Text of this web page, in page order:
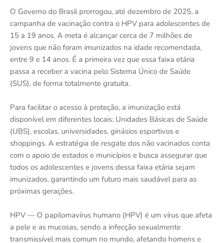
O Governo do Brasil prorrogou, até dezembro de 2025, a
campanha de vacinação contra o HPV para adolescentes de
15 a 19 anos. A meta é alcançar cerca de 7 milhões de
jovens que não foram imunizados na idade recomendada,
entre 9 e 14 anos. É a primeira vez que essa faixa etária
passa a receber a vacina pelo Sistema Único de Saúde
(SUS), de forma totalmente gratuita.
Para facilitar o acesso à proteção, a imunização está
disponível em diferentes locais: Unidades Básicas de Saúde
(UBS), escolas, universidades, ginásios esportivos e
shoppings. A estratégia de resgate dos não vacinados conta
com o apoio de estados e municípios e busca assegurar que
todos os adolescentes e jovens dessa faixa etária sejam
imunizados, garantindo um futuro mais saudável para as
próximas gerações.
HPV — O papilomavírus humano (HPV) é um vírus que afeta
a pele e as mucosas, sendo a infecção sexualmente
transmissível mais comum no mundo, afetando homens e